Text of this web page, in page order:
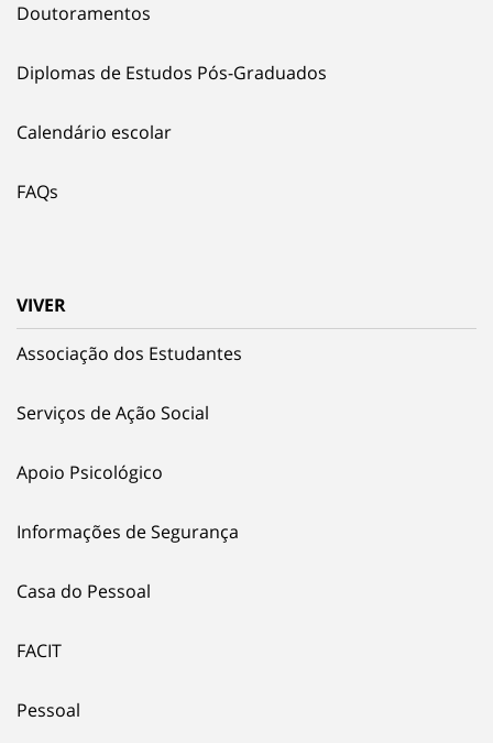
Doutoramentos
Diplomas de Estudos Pós-Graduados
Calendário escolar
FAQs
VIVER
Associação dos Estudantes
Serviços de Ação Social
Apoio Psicológico
Informações de Segurança
Casa do Pessoal
FACIT
Pessoal